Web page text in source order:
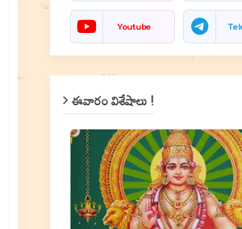
Youtube
ఈవారం విశేషాలు !